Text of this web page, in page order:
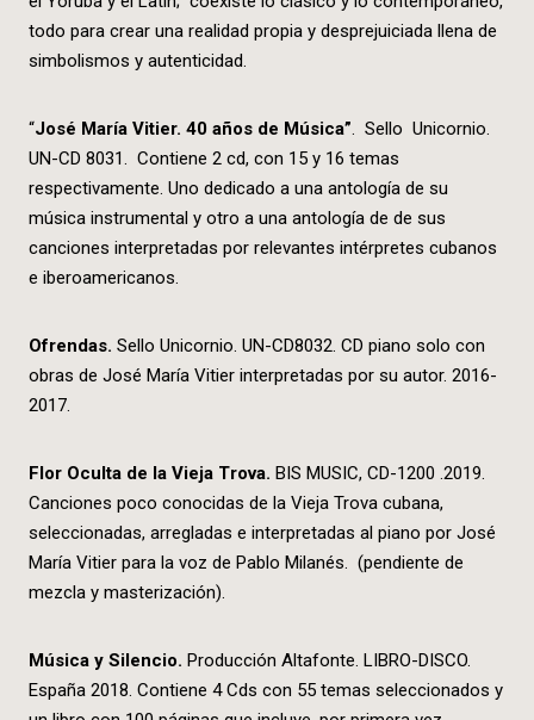
todo para crear una realidad propia y desprejuiciada llena de
simbolismos y autenticidad.
“José María Vitier. 40 años de Música”. Sello Unicornio.
UN-CD 8031. Contiene 2 cd, con 15 y 16 temas
respectivamente. Uno dedicado a una antología de su
música instrumental y otro a una antología de de sus
canciones interpretadas por relevantes intérpretes cubanos
e iberoamericanos.
Ofrendas. Sello Unicornio. UN-CD8032. CD piano solo con
obras de José María Vitier interpretadas por su autor. 2016-
2017.
Flor Oculta de la Vieja Trova. BIS MUSIC, CD-1200 .2019.
Canciones poco conocidas de la Vieja Trova cubana,
seleccionadas, arregladas e interpretadas al piano por José
María Vitier para la voz de Pablo Milanés. (pendiente de
mezcla y masterización).
Música y Silencio. Producción Altafonte. LIBRO-DISCO.
España 2018. Contiene 4 Cds con 55 temas seleccionados y